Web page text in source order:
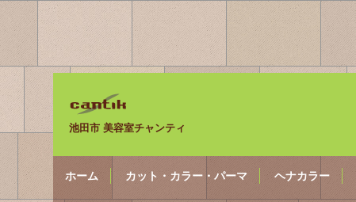
池田市 美容室チャンティ
ホーム カット・カラー・パーマ ヘナカラー